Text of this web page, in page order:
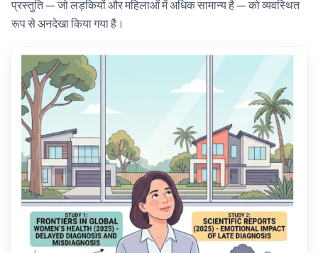
प्रस्तुति — जो लड़कियों और महिलाओं में अधिक सामान्य है — को व्यवस्थित
रूप से अनदेखा किया गया है।